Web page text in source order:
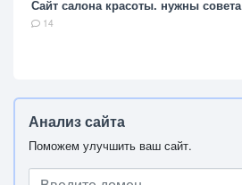
Сайт салона красоты. нужны совета
14
Анализ сайта
Поможем улучшить ваш сайт.